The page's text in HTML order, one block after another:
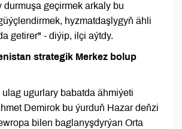
durmuşa geçirmek arkaly bu
hyzmatdaşlygyň ähli
getirer" - diýip, ilçi aýtdy.
strategik Merkez bolup
ugurlary babatda ähmiýeti
Demirok bu ýurduň Hazar deňzi
bilen baglanyşdyrýan Orta